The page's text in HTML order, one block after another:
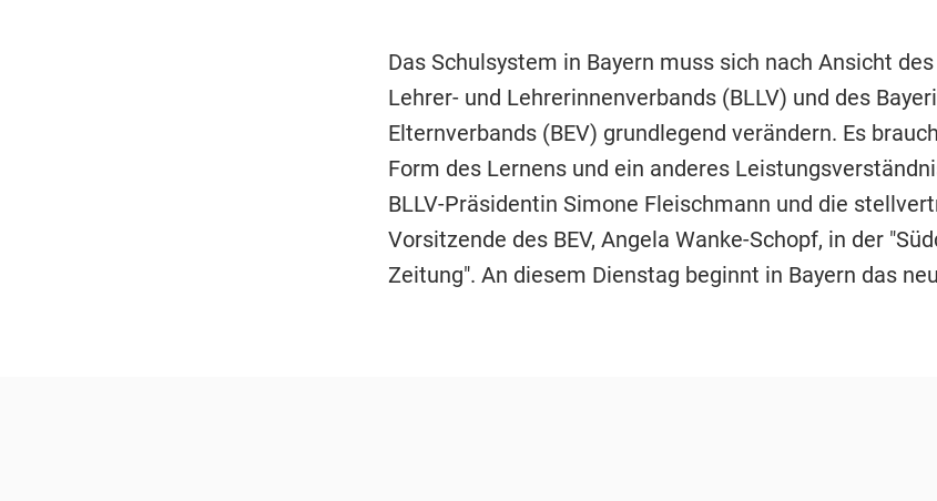
Das Schulsystem in Bayern muss sich nach Ansicht
Lehrer- und Lehrerinnenverbands (BLLV) und des
Elternverbands (BEV) grundlegend verändern. Es
Form des Lernens und ein anderes
BLLV-Präsidentin Simone Fleischmann und die
Vorsitzende des BEV, Angela Wanke-Schopf, in der
Zeitung". An diesem Dienstag beginnt in Bayern das